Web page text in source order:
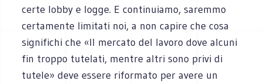
certe lobby e logge. E continuiamo, saremmo
certamente limitati noi, a non capire che cosa
significhi che «Il mercato del lavoro dove alcuni
fin troppo tutelati, mentre altri sono privi di
tutele» deve essere riformato per avere un